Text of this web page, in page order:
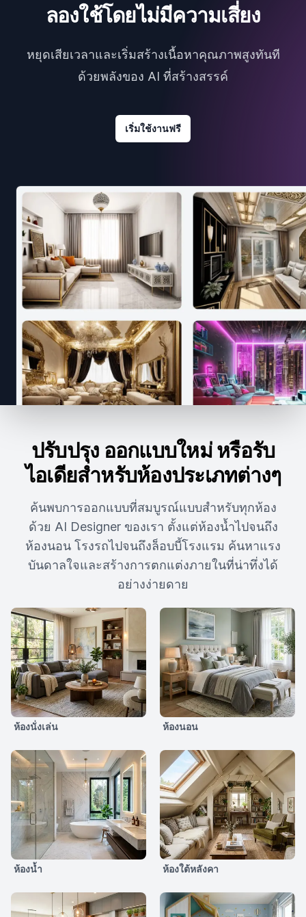
ลองใช้โดยไม่มีความเสี่ยง
หยุดเสียเวลาและเริ่มสร้างเนื้อหาคุณภาพสูงทันที
ด้วยพลังของ AI ที่สร้างสรรค์
เริ่มใช้งานฟรี
ปรับปรุง ออกแบบใหม่ หรือรับ
ไอเดียสำหรับห้องประเภทต่างๆ
ค้นพบการออกแบบที่สมบูรณ์แบบสำหรับทุกห้อง
ด้วย AI Designer ของเรา ตั้งแต่ห้องน้ำไปจนถึง
ห้องนอน โรงรถไปจนถึงล็อบบี้โรงแรม ค้นหาแรง
บันดาลใจและสร้างการตกแต่งภายในที่น่าทึ่งได้
อย่างง่ายดาย
ห้องนั่งเล่น ห้องนอน
ห้องน้ำ ห้องใต้หลังคา